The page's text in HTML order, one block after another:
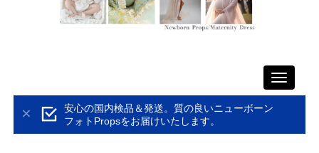
Toggle
安心の国内検品＆発送。質の良いニューボーン
フォトPropsをお届けいたします。